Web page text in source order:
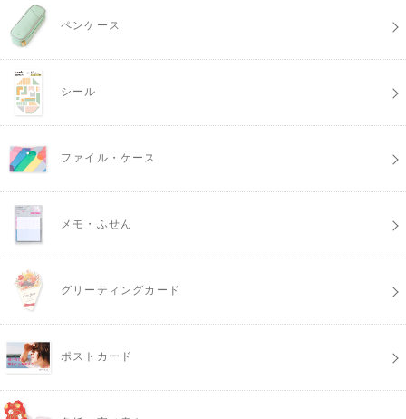
ペンケース
シール
ファイル・ケース
メモ・ふせん
グリーティングカード
ポストカード